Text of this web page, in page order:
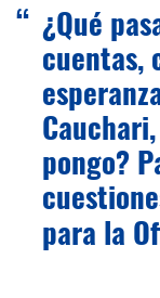
¿Qué
cuentas,
pongo?
para la